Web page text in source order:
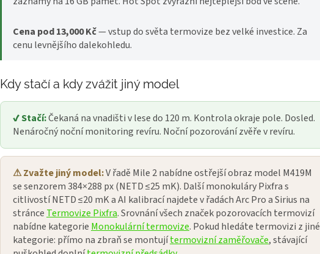
Cena pod 13,000 Kč— vstup do světa termovize bez velké investice. Za
cenu levnějšího dalekohledu.
Kdy stačí a kdy zvážit jiný model
✔ Stačí:Čekaná na vnadišti v lese do 120 m. Kontrola okraje pole. Dosled.
Nenáročný noční monitoring revíru. Noční pozorování zvěře v revíru.
⚠ Zvažte jiný model:V řadě Mile 2 nabídne ostřejší obraz model M419M
se senzorem 384×288 px (NETD ≤25 mK). Další monokuláry Pixfra s
citlivostí NETD ≤20 mK a AI kalibrací najdete v řadách Arc Pro a Sirius na
stránce Termovize Pixfra. Srovnání všech značek pozorovacích termovizí
nabídne kategorie Monokulární termovize. Pokud hledáte termovizi z jiné
kategorie: přímo na zbraň se montujítermovizní zaměřovače, stávající